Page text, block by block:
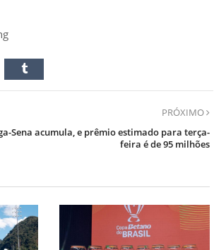
PRÓXIMO
Sena acumula, e prêmio estimado para terça-
feira é de 95 milhões